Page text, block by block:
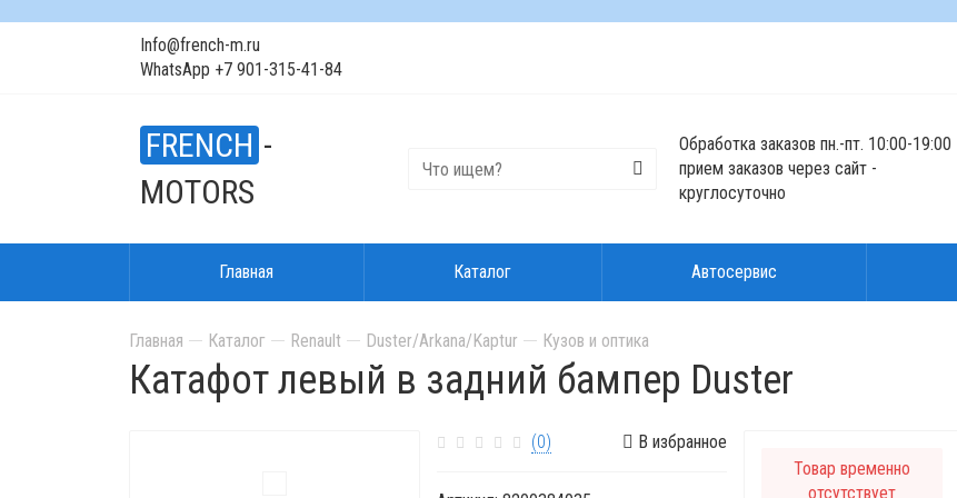
Info@french-m.ru
WhatsApp +7 901-315-41-84
FRENCH -
MOTORS
Обработка заказов пн.-пт. 10:00-19:00
прием заказов через сайт -
круглосуточно
Главная Каталог Автосервис
Главная Каталог Renault Duster/Arkana/Kaptur Кузов и оптика
Катафот левый в задний бампер Duster
(0) В избранное
Товар временно
отсутствует